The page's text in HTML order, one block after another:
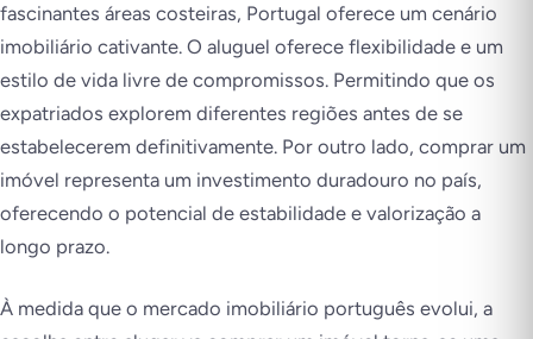
fascinantes áreas costeiras, Portugal oferece um cenário
imobiliário cativante. O aluguel oferece flexibilidade e um
estilo de vida livre de compromissos. Permitindo que os
expatriados explorem diferentes regiões antes de se
estabelecerem definitivamente. Por outro lado, comprar um
imóvel representa um investimento duradouro no país,
oferecendo o potencial de estabilidade e valorização a
longo prazo.
À medida que o mercado imobiliário português evolui, a